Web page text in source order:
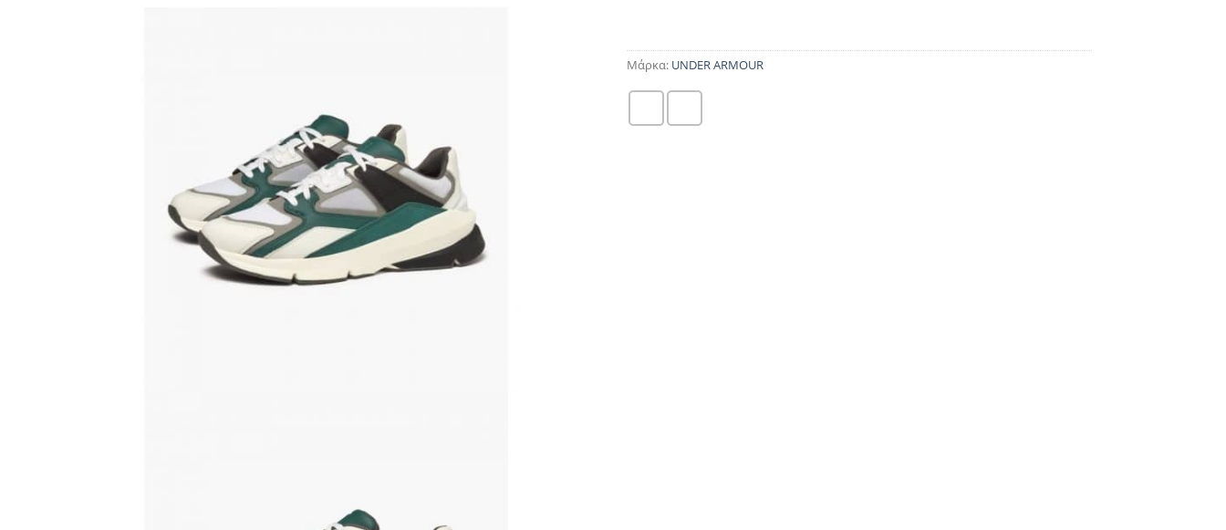
Μάρκα: UNDER ARMOUR